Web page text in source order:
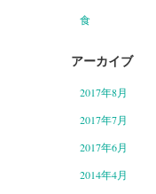
食
アーカイブ
2017年8月
2017年7月
2017年6月
2014年4月